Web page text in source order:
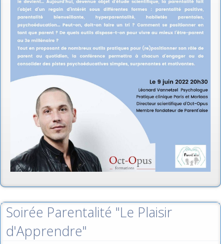
Soirée Parentalité "Le Plaisir
d'Apprendre"